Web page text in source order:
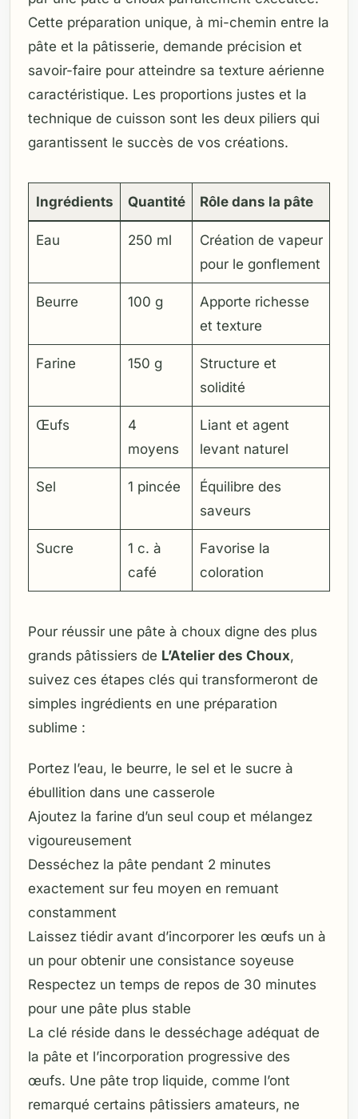
Cette préparation unique, à mi-chemin entre la
pâte et la pâtisserie, demande précision et
savoir-faire pour atteindre sa texture aérienne
caractéristique. Les proportions justes et la
technique de cuisson sont les deux piliers qui
garantissent le succès de vos créations.
Ingrédients Quantité Rôle dans la pâte
Eau 250 ml
Création de vapeur
pour le gonflement
Beurre 100 g
Apporte richesse
et texture
Farine 150 g
Structure et
solidité
Œufs
4
moyens
Liant et agent
levant naturel
Sel 1 pincée
Équilibre des
saveurs
Sucre
1 c. à
café
Favorise la
coloration
Pour réussir une pâte à choux digne des plus
grands pâtissiers de L’Atelier des Choux,
suivez ces étapes clés qui transformeront de
simples ingrédients en une préparation
sublime :
Portez l’eau, le beurre, le sel et le sucre à
ébullition dans une casserole
Ajoutez la farine d’un seul coup et mélangez
vigoureusement
Desséchez la pâte pendant 2 minutes
exactement sur feu moyen en remuant
constamment
Laissez tiédir avant d’incorporer les œufs un à
un pour obtenir une consistance soyeuse
Respectez un temps de repos de 30 minutes
pour une pâte plus stable
La clé réside dans le desséchage adéquat de
la pâte et l’incorporation progressive des
œufs. Une pâte trop liquide, comme l’ont
remarqué certains pâtissiers amateurs, ne